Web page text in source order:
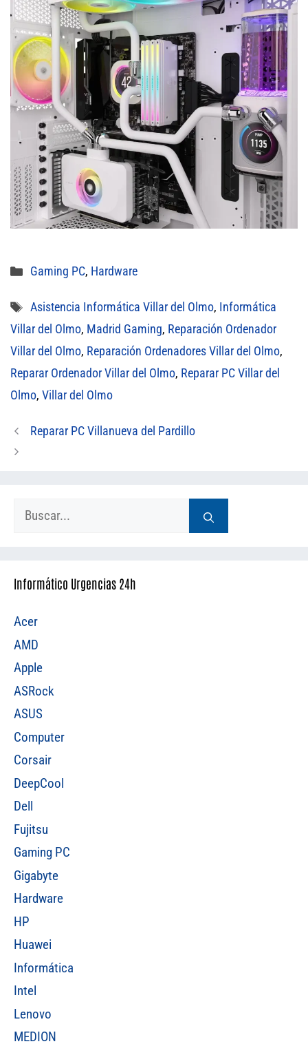
Categorías
Gaming PC, Hardware
Etiquetas
Asistencia Informática Villar del Olmo, Informática
Villar del Olmo, Madrid Gaming, Reparación Ordenador
Villar del Olmo, Reparación Ordenadores Villar del Olmo,
Reparar Ordenador Villar del Olmo, Reparar PC Villar del
Olmo, Villar del Olmo
Reparar PC Villanueva del Pardillo
Informático Urgencias 24h
Acer
AMD
Apple
ASRock
ASUS
Computer
Corsair
DeepCool
Dell
Fujitsu
Gaming PC
Gigabyte
Hardware
HP
Huawei
Informática
Intel
Lenovo
MEDION